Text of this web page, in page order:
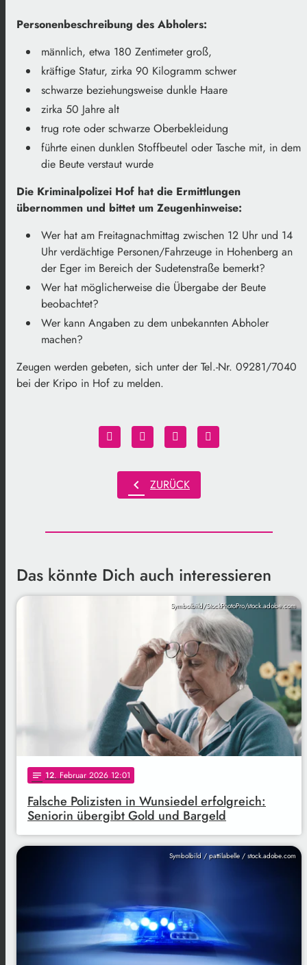
Personenbeschreibung des Abholers:
männlich, etwa 180 Zentimeter groß,
kräftige Statur, zirka 90 Kilogramm schwer
schwarze beziehungsweise dunkle Haare
zirka 50 Jahre alt
trug rote oder schwarze Oberbekleidung
führte einen dunklen Stoffbeutel oder Tasche mit, in dem
die Beute verstaut wurde
Die Kriminalpolizei Hof hat die Ermittlungen
übernommen und bittet um Zeugenhinweise:
Wer hat am Freitagnachmittag zwischen 12 Uhr und 14
Uhr verdächtige Personen/Fahrzeuge in Hohenberg an
der Eger im Bereich der Sudetenstraße bemerkt?
Wer hat möglicherweise die Übergabe der Beute
beobachtet?
Wer kann Angaben zu dem unbekannten Abholer
machen?
Zeugen werden gebeten, sich unter der Tel.-Nr. 09281/7040
bei der Kripo in Hof zu melden.
chevron_left ZURÜCK
Das könnte Dich auch interessieren
Symbolbild/StockPhotoPro/stock.adobe.com
notes 12. Februar 2026 12:01
Falsche Polizisten in Wunsiedel erfolgreich:
Seniorin übergibt Gold und Bargeld
Symbolbild / pattilabelle / stock.adobe.com